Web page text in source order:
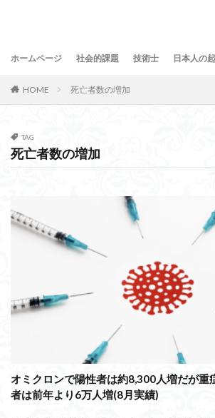
ホームページ 社会的課題 技術士 日本人の
HOME 死亡者数の増加
TAG
死亡者数の増加
オミクロンで陽性者は約8,300人増だが重
者は前年より6万人増(8月実績)